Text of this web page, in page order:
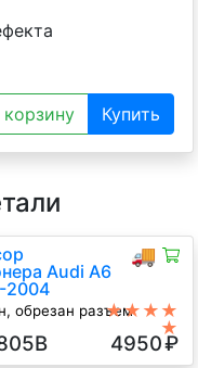
Купить
🚚
Audi A6
2004
обрезан разъем
черный, 2000 г.в.
★★★★
★
4950₽